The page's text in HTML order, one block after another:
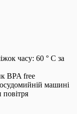
часу: 60 ° C за
BPA free
машині
повітря